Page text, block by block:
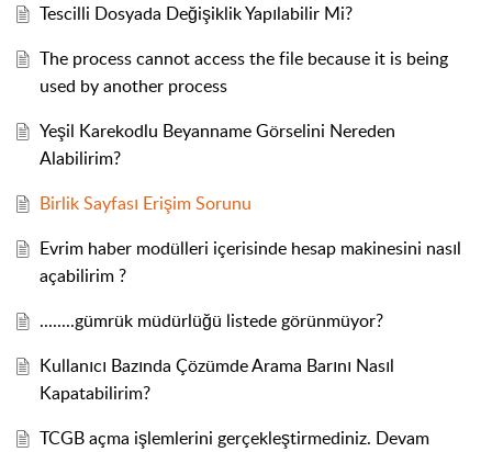
Tescilli Dosyada Değişiklik Yapılabilir Mi?
The process cannot access the file because it is being
used by another process
Yeşil Karekodlu Beyanname Görselini Nereden
Alabilirim?
Birlik Sayfası Erişim Sorunu
Evrim haber modülleri içerisinde hesap makinesini nasıl
açabilirim ?
........gümrük müdürlüğü listede görünmüyor?
Kullanıcı Bazında Çözümde Arama Barını Nasıl
Kapatabilirim?
TCGB açma işlemlerini gerçekleştirmediniz. Devam